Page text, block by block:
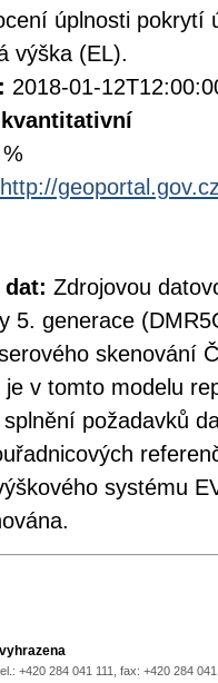
úplnosti pokrytí
výška (EL).
2018-01-
%
http://
Zdrojovou
5. generace
skenování
v tomto modelu
požadavků
systému
+420 284 041 111, fax: +420 284